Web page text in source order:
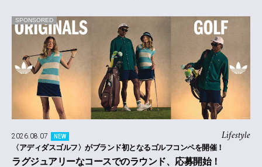
SPONSORED
Lifestyle
2026.08.07 NEW
〈アディダスゴルフ〉がブランド初となるゴルフコンペを開催！
ラグジュアリーなコースでのラウンド、応募開始！